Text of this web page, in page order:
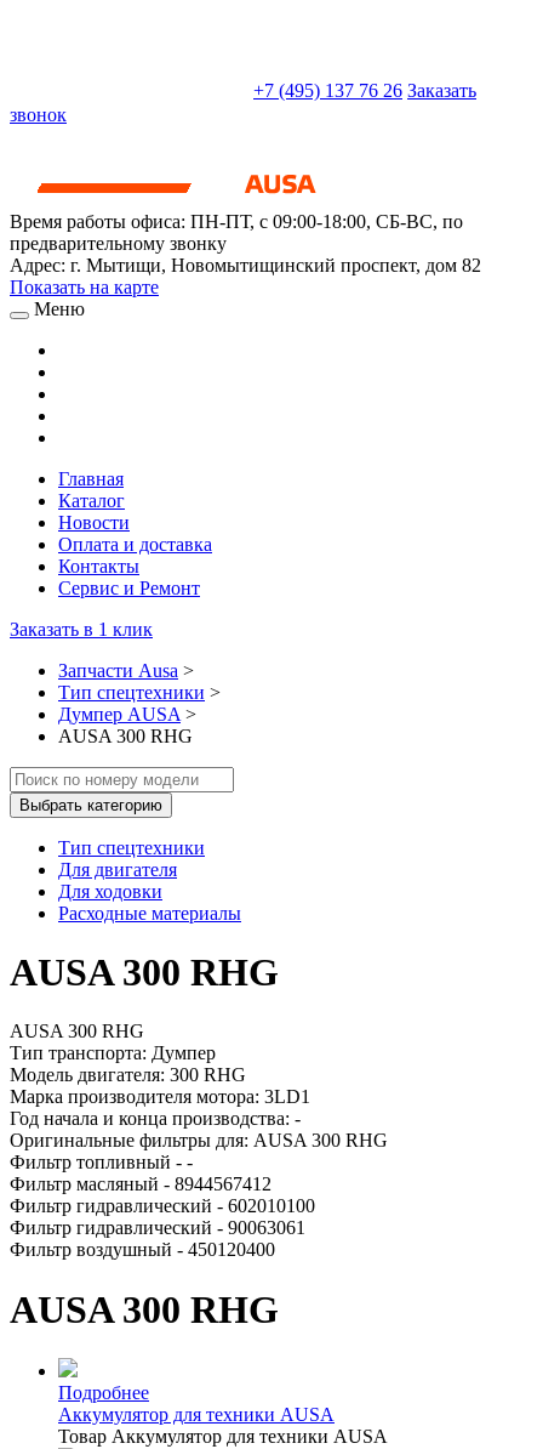
+7 (495) 137 76 26 Заказать
звонок
Время работы офиса: ПН-ПТ, с 09:00-18:00, СБ-ВС, по
предварительному звонку
Адрес: г. Мытищи, Новомытищинский проспект, дом 82
Показать на карте
Меню
Главная
Каталог
Новости
Оплата и доставка
Контакты
Сервис и Ремонт
Заказать в 1 клик
Запчасти Ausa >
Тип спецтехники >
Думпер AUSA >
AUSA 300 RHG
Выбрать категорию
Тип спецтехники
Для двигателя
Для ходовки
Расходные материалы
AUSA 300 RHG
AUSA 300 RHG
Тип транспорта: Думпер
Модель двигателя: 300 RHG
Марка производителя мотора: 3LD1
Год начала и конца производства: -
Оригинальные фильтры для: AUSA 300 RHG
Фильтр топливный - -
Фильтр масляный - 8944567412
Фильтр гидравлический - 602010100
Фильтр гидравлический - 90063061
Фильтр воздушный - 450120400
AUSA 300 RHG
Подробнее
Аккумулятор для техники AUSA
Товар Аккумулятор для техники AUSA